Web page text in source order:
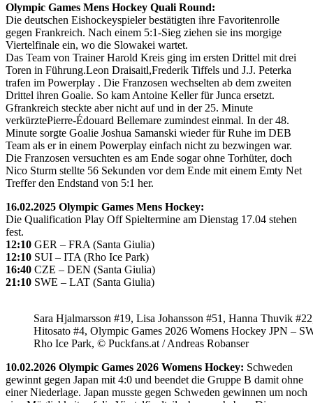
Olympic Games Mens Hockey Quali Round:
Die deutschen Eishockeyspieler bestätigten ihre Favoritenrolle
gegen Frankreich. Nach einem 5:1-Sieg ziehen sie ins morgige
Viertelfinale ein, wo die Slowakei wartet.
Das Team von Trainer Harold Kreis ging im ersten Drittel mit drei
Toren in Führung.Leon Draisaitl,Frederik Tiffels und J.J. Peterka
trafen im Powerplay . Die Franzosen wechselten ab dem zweiten
Drittel ihren Goalie. So kam Antoine Keller für Junca ersetzt.
Gfrankreich steckte aber nicht auf und in der 25. Minute
verkürztePierre-Édouard Bellemare zumindest einmal. In der 48.
Minute sorgte Goalie Joshua Samanski wieder für Ruhe im DEB
Team als er in einem Powerplay einfach nicht zu bezwingen war.
Die Franzosen versuchten es am Ende sogar ohne Torhüter, doch
Nico Sturm stellte 56 Sekunden vor dem Ende mit einem Emty Net
Treffer den Endstand von 5:1 her.
16.02.2025 Olympic Games Mens Hockey:
Die Qualification Play Off Spieltermine am Dienstag 17.04 stehen
fest.
12:10 GER – FRA (Santa Giulia)
12:10 SUI – ITA (Rho Ice Park)
16:40 CZE – DEN (Santa Giulia)
21:10 SWE – LAT (Santa Giulia)
Sara Hjalmarsson #19, Lisa Johansson #51, Hanna Thuvik
Hitosato #4, Olympic Games 2026 Womens Hockey JPN –
Rho Ice Park, © Puckfans.at / Andreas Robanser
10.02.2026 Olympic Games 2026 Womens Hockey: Schweden
gewinnt gegen Japan mit 4:0 und beendet die Gruppe B damit ohne
einer Niederlage. Japan musste gegen Schweden gewinnen um noch